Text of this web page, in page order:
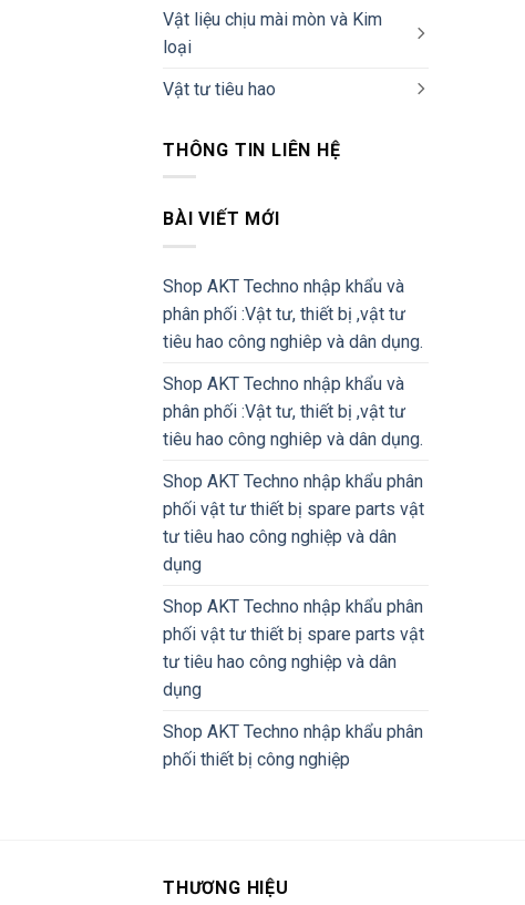
Vật liệu chịu mài mòn và Kim
loại
Vật tư tiêu hao
THÔNG TIN LIÊN HỆ
BÀI VIẾT MỚI
Shop AKT Techno nhập khẩu và
phân phối :Vật tư, thiết bị ,vật tư
tiêu hao công nghiêp và dân dụng.
Shop AKT Techno nhập khẩu và
phân phối :Vật tư, thiết bị ,vật tư
tiêu hao công nghiêp và dân dụng.
Shop AKT Techno nhập khẩu phân
phối vật tư thiết bị spare parts vật
tư tiêu hao công nghiệp và dân
dụng
Shop AKT Techno nhập khẩu phân
phối vật tư thiết bị spare parts vật
tư tiêu hao công nghiệp và dân
dụng
Shop AKT Techno nhập khẩu phân
phối thiết bị công nghiệp
THƯƠNG HIỆU